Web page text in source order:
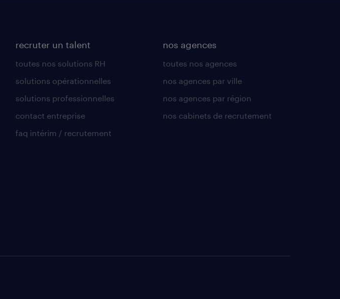
recruter un talent
toutes nos solutions RH
solutions opérationnelles
solutions professionnelles
contact entreprise
faq intérim / recrutement
nos agences
toutes nos agences
nos agences par ville
nos agences par région
nos cabinets de recrutement